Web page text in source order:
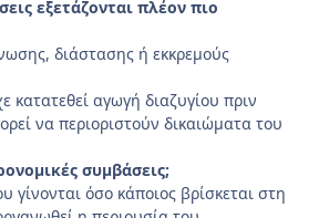
εξετάζονται πλέον πιο
διάστασης ή εκκρεμούς
κατατεθεί αγωγή διαζυγίου πριν
να περιοριστούν δικαιώματα του
συμβάσεις;
γίνονται όσο κάποιος βρίσκεται στη